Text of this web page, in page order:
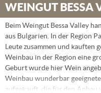
WEINGUT BESSA
Beim Weingut Bessa Valley
aus Bulgarien. In der Region
Leute zusammen und kauften
Weinbau in der Region eine
Geburt wurde hier Wein
Weinbau wunderbar
aufgekauft, die für den Anbau